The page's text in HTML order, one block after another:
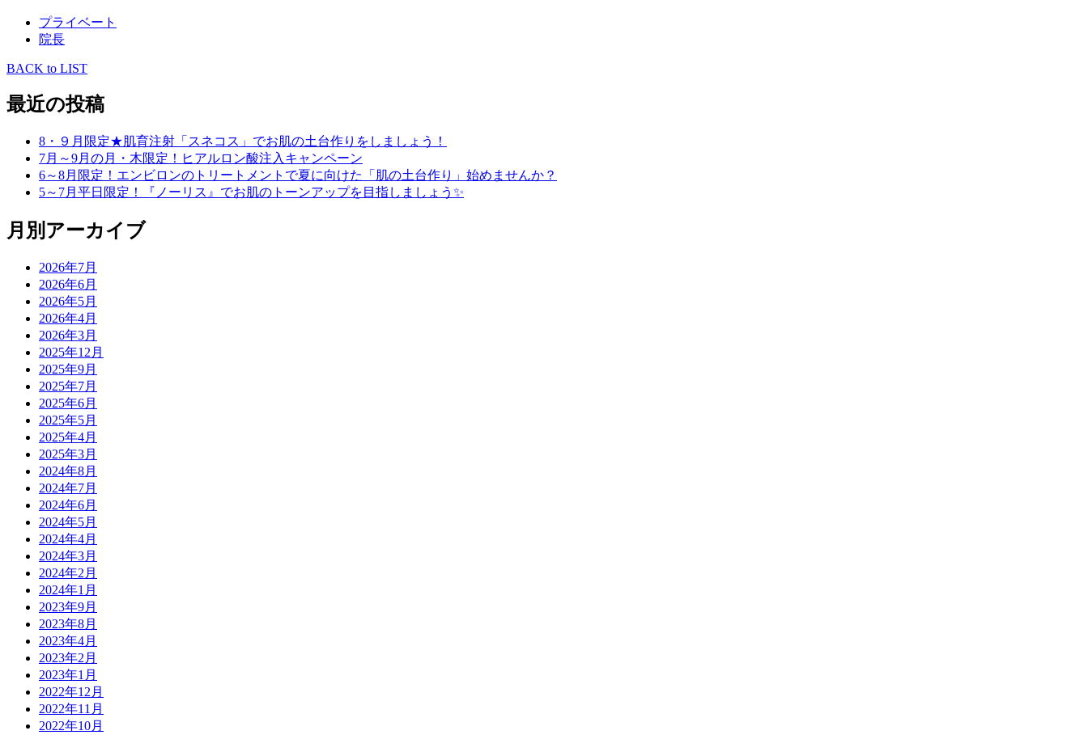
プライベート
院長
BACK to LIST
最近の投稿
8・９月限定★肌育注射「スネコス」でお肌の土台作りをしましょう！
7月～9月の月・木限定！ヒアルロン酸注入キャンペーン
6～8月限定！エンビロンのトリートメントで夏に向けた「肌の土台作り」始めませんか？
5～7月平日限定！『ノーリス』でお肌のトーンアップを目指しましょう✨
月別アーカイブ
2026年7月
2026年6月
2026年5月
2026年4月
2026年3月
2025年12月
2025年9月
2025年7月
2025年6月
2025年5月
2025年4月
2025年3月
2024年8月
2024年7月
2024年6月
2024年5月
2024年4月
2024年3月
2024年2月
2024年1月
2023年9月
2023年8月
2023年4月
2023年2月
2023年1月
2022年12月
2022年11月
2022年10月